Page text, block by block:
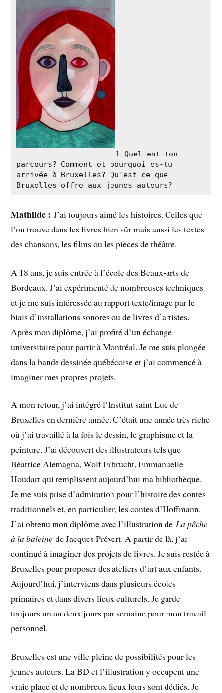
1 Quel est ton
parcours? Comment et pourquoi es-tu
arrivée à Bruxelles? Qu'est-ce que
Bruxelles offre aux jeunes auteurs?
Mathilde :J’ai toujours aimé les histoires. Celles que
l’on trouve dans les livres bien sûr mais aussi les textes
des chansons, les films ou les pièces de théâtre.
A 18 ans, je suis entrée à l’école des Beaux-arts de
Bordeaux. J’ai expérimenté de nombreuses techniques
et je me suis intéressée au rapport texte/image par le
biais d’installations sonores ou de livres d’artistes.
Après mon diplôme, j’ai profité d’un échange
universitaire pour partir à Montréal. Je me suis plongée
dans la bande dessinée québécoise et j’ai commencé à
imaginer mes propres projets.
A mon retour, j’ai intégré l’Institut saint Luc de
Bruxelles en dernière année. C’était une année très riche
où j’ai travaillé à la fois le dessin, le graphisme et la
peinture. J’ai découvert des illustrateurs tels que
Béatrice Alemagna, Wolf Erbrucht, Emmanuelle
Houdart qui remplissent aujourd’hui ma bibliothèque.
Je me suis prise d’admiration pour l’histoire des contes
traditionnels et, en particulier, les contes d’Hoffmann.
J’ai obtenu mon diplôme avec l’illustration deLa pêche
à la baleine de Jacques Prévert. A partir de là, j’ai
continué à imaginer des projets de livres. Je suis restée à
Bruxelles pour proposer des ateliers d’art aux enfants.
Aujourd’hui, j’interviens dans plusieurs écoles
primaires et dans divers lieux culturels. Je garde
toujours un ou deux jours par semaine pour mon travail
personnel.
Bruxelles est une ville pleine de possibilités pour les
jeunes auteurs. La BD et l’illustration y occupent une
vraie place et de nombreux lieux leurs sont dédiés. Je